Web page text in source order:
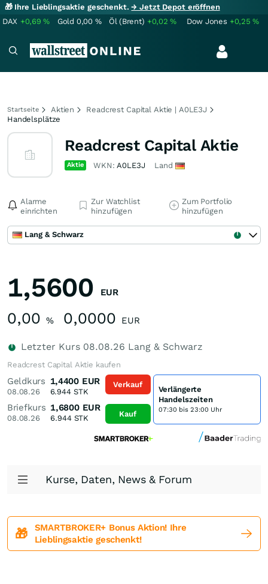
🎁 Ihre Lieblingsaktie geschenkt.→ Jetzt Depot eröffnen
DAX +0,69% Gold 0,00 % Öl (Brent) +0,02% Dow Jones +0,25%
Startseite Aktien
Readcrest Capital Aktie | A0LE3J
Handelsplätze
Readcrest Capital Aktie
Aktie WKN:A0LE3J Land
Alarme
einrichten
Zur Watchlist
hinzufügen
Zum Portfolio
hinzufügen
Lang & Schwarz
1,5600 EUR
0,00 % 0,0000 EUR
Letzter Kurs 08.08.26 Lang & Schwarz
Readcrest Capital Aktie kaufen
Geldkurs
08.08.26
1,4400 EUR
6.944STK
Briefkurs
08.08.26
1,6800 EUR
6.944STK
Verkauf
Kauf
Verlängerte
Handelszeiten
07:30 bis 23:00 Uhr
Kurse, Daten, News & Forum
🎁
SMARTBROKER+ Bonus Aktion! Ihre
Lieblingsaktie geschenkt!